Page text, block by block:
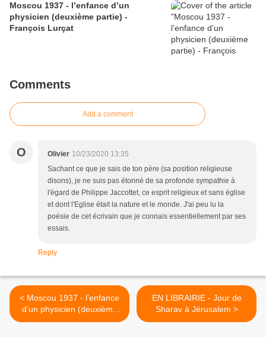
Moscou 1937 - l’enfance d’un
physicien (deuxième partie) -
François Lurçat
Comments
Add a comment
O Olivier 10/23/2020 13:35
Sachant ce que je sais de ton père (sa position religieuse
disons), je ne suis pas étonné de sa profonde sympathie à
l'égard de Philippe Jaccottet, ce esprit religieux et sans église
et dont l'Eglise était la nature et le monde. J'ai peu lu la
poésie de cet écrivain que je connais essentiellement par ses
essais.
Reply
< Moscou 1937 - l’enfance
d’un physicien (deuxième
partie) - François Lurçat
EN LIBRAIRIE - Jour de
Sharav à Jérusalem >